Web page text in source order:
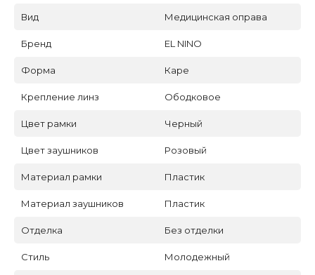
Вид Медицинская оправа
Бренд EL NINO
Форма Каре
Крепление линз Ободковое
Цвет рамки Черный
Цвет заушников Розовый
Материал рамки Пластик
Материал заушников Пластик
Отделка Без отделки
Стиль Молодежный